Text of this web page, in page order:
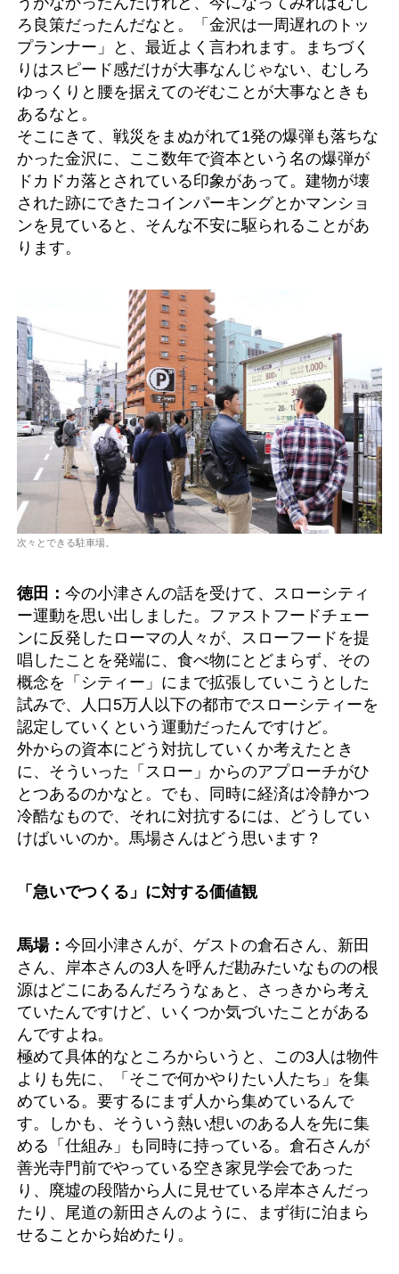
ろ良策だったんだなと。「金沢は一周遅れのトッ
プランナー」と、最近よく言われます。まちづく
りはスピード感だけが大事なんじゃない、むしろ
ゆっくりと腰を据えてのぞむことが大事なときも
あるなと。
そこにきて、戦災をまぬがれて1発の爆弾も落ちな
かった金沢に、ここ数年で資本という名の爆弾が
ドカドカ落とされている印象があって。建物が壊
された跡にできたコインパーキングとかマンショ
ンを見ていると、そんな不安に駆られることがあ
ります。
次々とできる駐車場。
徳田： 今の小津さんの話を受けて、スローシティ
ー運動を思い出しました。ファストフードチェー
ンに反発したローマの人々が、スローフードを提
唱したことを発端に、食べ物にとどまらず、その
概念を「シティー」にまで拡張していこうとした
試みで、人口5万人以下の都市でスローシティーを
認定していくという運動だったんですけど。
外からの資本にどう対抗していくか考えたとき
に、そういった「スロー」からのアプローチがひ
とつあるのかなと。でも、同時に経済は冷静かつ
冷酷なもので、それに対抗するには、どうしてい
けばいいのか。馬場さんはどう思います？
「急いでつくる」に対する価値観
馬場： 今回小津さんが、ゲストの倉石さん、新田
さん、岸本さんの3人を呼んだ勘みたいなものの根
源はどこにあるんだろうなぁと、さっきから考え
ていたんですけど、いくつか気づいたことがある
んですよね。
極めて具体的なところからいうと、この3人は物件
よりも先に、「そこで何かやりたい人たち」を集
めている。要するにまず人から集めているんで
す。しかも、そういう熱い想いのある人を先に集
める「仕組み」も同時に持っている。倉石さんが
善光寺門前でやっている空き家見学会であった
り、廃墟の段階から人に見せている岸本さんだっ
たり、尾道の新田さんのように、まず街に泊まら
せることから始めたり。